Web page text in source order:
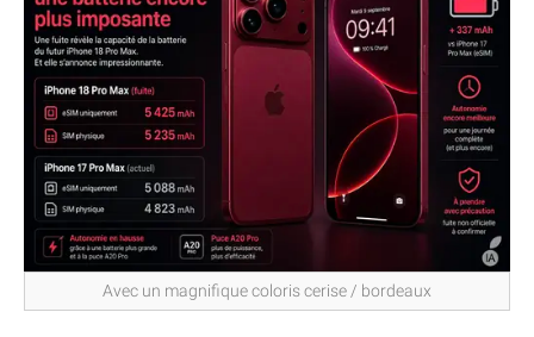
Avec un magnifique coloris cerise / bordeaux